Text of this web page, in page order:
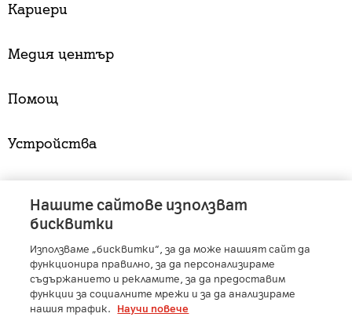
Кариери
Медия център
Помощ
Устройства
A1 Austria - A1 Croatia - A1 Serbia - A1 Belarus
A1 Bulgaria
- A1 Macedonia - A1 Slovenia
A1 Digital
- Member of A1 Group
Нашите сайтове използват
бисквитки
Използваме „бисквитки“, за да може нашият сайт да
функционира правилно, за да персонализираме
съдържанието и рекламите, за да предоставим
функции за социалните мрежи и за да анализираме
нашия трафик.
Научи повече